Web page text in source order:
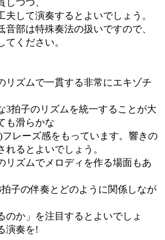
しつつ、
夫して演奏するとよいでしょう。
音部は特殊奏法の扱いですので、
てください。
ズムで一貫する非常にエキゾチ
3拍子のリズムを統一することが大
も滑らかな
レーズ感をもっています。響きの
れるとよいでしょう。
リズムでメロディを作る場面もあ
子の伴奏とどのように関係しなが
のか」を注目するとよいでしょ
演奏を!